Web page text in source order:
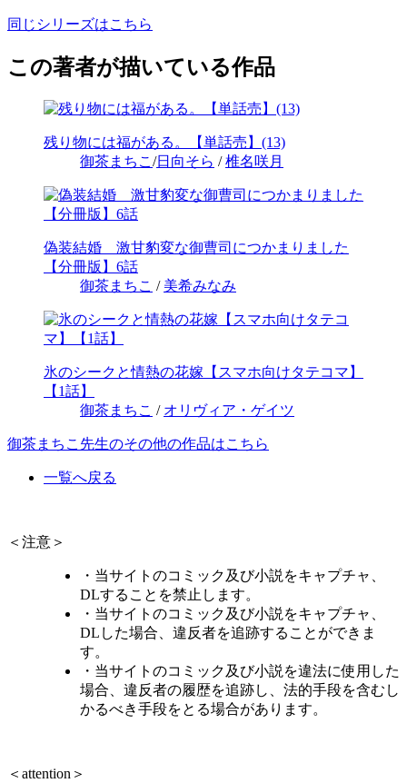
同じシリーズはこちら
この著者が描いている作品
残り物には福がある。【単話売】(13)
御茶まちこ /日向そら /椎名咲月
偽装結婚 激甘豹変な御曹司につかまりました
【分冊版】6話
御茶まちこ / 美希みなみ
氷のシークと情熱の花嫁【スマホ向けタテコマ】
【1話】
御茶まちこ / オリヴィア・ゲイツ
御茶まちこ先生のその他の作品はこちら
一覧へ戻る
＜注意＞
・当サイトのコミック及び小説をキャプチャ、
DLすることを禁止します。
・当サイトのコミック及び小説をキャプチャ、
DLした場合、違反者を追跡することができま
す。
・当サイトのコミック及び小説を違法に使用した
場合、違反者の履歴を追跡し、法的手段を含むし
かるべき手段をとる場合があります。
＜attention＞